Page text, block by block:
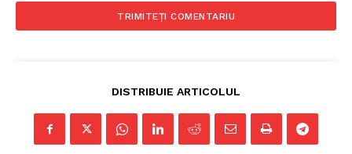
DISTRIBUIE ARTICOLUL